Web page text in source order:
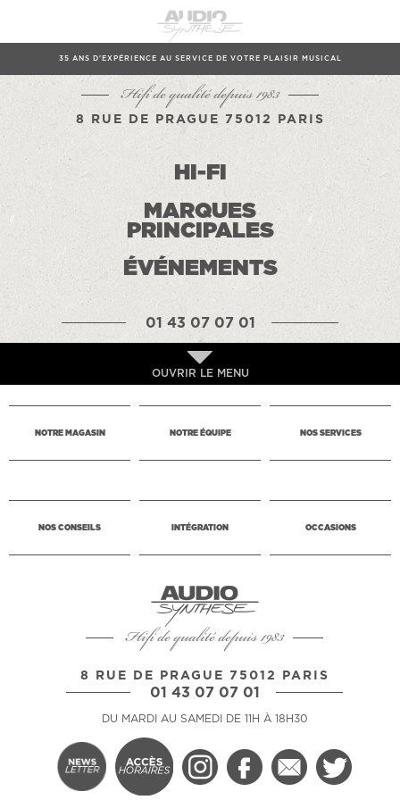
35 ANS D'EXPÉRIENCE AU SERVICE DE VOTRE PLAISIR MUSICAL
Hifi de qualité depuis 1983
8 RUE DE PRAGUE 75012 PARIS
HI-FI
MARQUES
PRINCIPALES
ÉVÉNEMENTS
01 43 07 07 01
OUVRIR LE MENU
NOTRE MAGASIN NOTRE ÉQUIPE NOS SERVICES
NOS CONSEILS INTÉGRATION OCCASIONS
Hifi de qualité depuis 1983
8 RUE DE PRAGUE 75012 PARIS
01 43 07 07 01
DU MARDI AU SAMEDI DE 11H À 18H30